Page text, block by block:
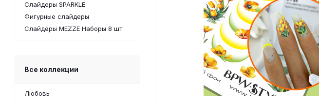
Слайдеры SPARKLE
Фигурные слайдеры
Слайдеры MEZZE Наборы 8 шт
Все коллекции
Любовь